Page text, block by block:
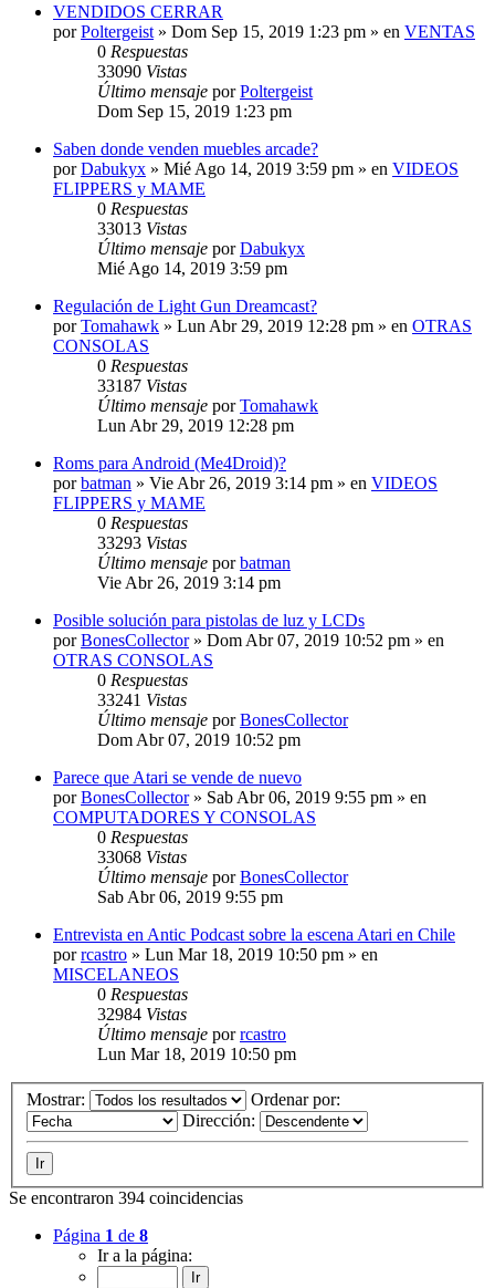
VENDIDOS CERRAR
porPoltergeist » Dom Sep 15, 2019 1:23 pm » en VENTAS
0 Respuestas
33090 Vistas
Último mensaje porPoltergeist
Dom Sep 15, 2019 1:23 pm
Saben donde venden muebles arcade?
porDabukyx » Mié Ago 14, 2019 3:59 pm » en VIDEOS
FLIPPERS y MAME
0 Respuestas
33013 Vistas
Último mensaje porDabukyx
Mié Ago 14, 2019 3:59 pm
Regulación de Light Gun Dreamcast?
porTomahawk » Lun Abr 29, 2019 12:28 pm » en OTRAS
CONSOLAS
0 Respuestas
33187 Vistas
Último mensaje porTomahawk
Lun Abr 29, 2019 12:28 pm
Roms para Android (Me4Droid)?
porbatman » Vie Abr 26, 2019 3:14 pm » en VIDEOS
FLIPPERS y MAME
0 Respuestas
33293 Vistas
Último mensaje porbatman
Vie Abr 26, 2019 3:14 pm
Posible solución para pistolas de luz y LCDs
porBonesCollector» Dom Abr 07, 2019 10:52 pm » en
OTRAS CONSOLAS
0 Respuestas
33241 Vistas
Último mensaje porBonesCollector
Dom Abr 07, 2019 10:52 pm
Parece que Atari se vende de nuevo
porBonesCollector» Sab Abr 06, 2019 9:55 pm » en
COMPUTADORES Y CONSOLAS
0 Respuestas
33068 Vistas
Último mensaje porBonesCollector
Sab Abr 06, 2019 9:55 pm
Entrevista en Antic Podcast sobre la escena Atari en Chile
porrcastro » Lun Mar 18, 2019 10:50 pm » en
MISCELANEOS
0 Respuestas
32984 Vistas
Último mensaje porrcastro
Lun Mar 18, 2019 10:50 pm
Mostrar:
Ordenar por:
Dirección:
Se encontraron 394 coincidencias
Página 1 de 8
Ir a la página: